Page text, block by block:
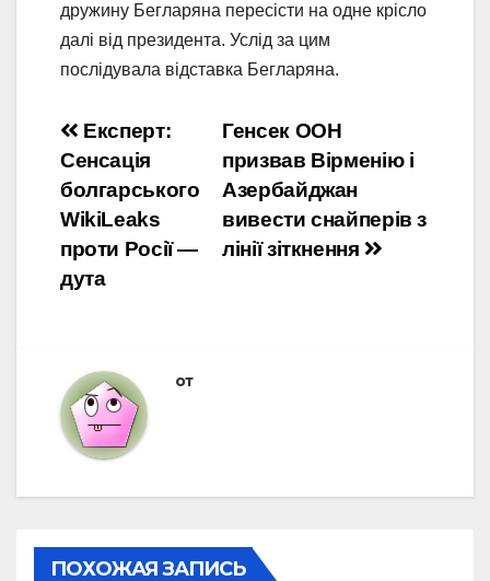
дружину Бегларяна пересісти на одне крісло
далі від президента. Услід за цим
послідувала відставка Бегларяна.
Навигация
по
записям
Генсек ООН
призвав Вірменію і
Азербайджан
вивести снайперів з
лінії зіткнення
Експерт:
Сенсація
болгарського
WikiLeaks
проти Росії —
дута
от
ПОХОЖАЯ ЗАПИСЬ